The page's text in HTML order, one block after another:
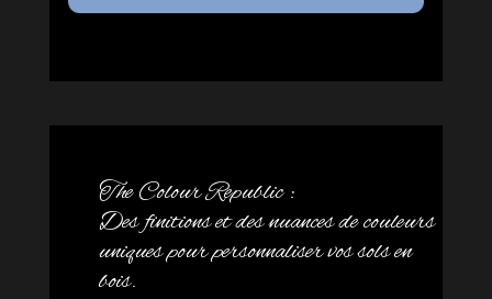
The Colour Republic :
Des finitions et des nuances de couleurs
uniques pour personnaliser vos sols en
bois.